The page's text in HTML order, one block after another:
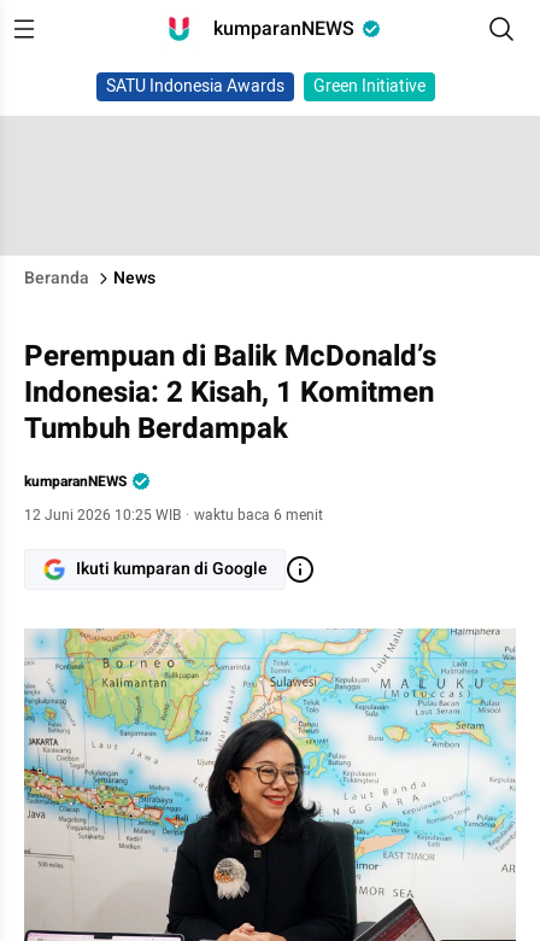
kumparanNEWS
SATU Indonesia Awards Green Initiative
Beranda News
Perempuan di Balik McDonald’s
Indonesia: 2 Kisah, 1 Komitmen
Tumbuh Berdampak
kumparanNEWS
12 Juni 2026 10:25 WIB · waktu baca 6 menit
Ikuti kumparan di Google